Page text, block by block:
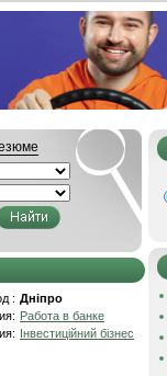
: Дніпро
Работа в банке
Інвестиційний бізнес